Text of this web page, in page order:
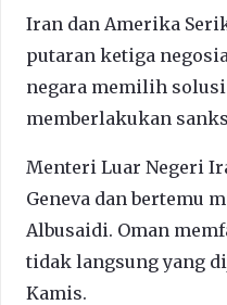
Iran dan Amerika
putaran ketiga
negara memilih
memberlakukan
Menteri Luar Negeri
Geneva dan bertemu
Albusaidi. Oman
tidak langsung yang
Kamis.